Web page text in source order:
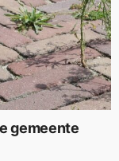
gemeente